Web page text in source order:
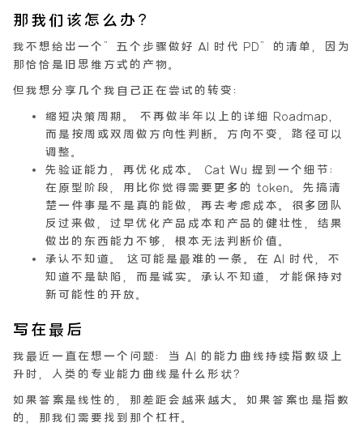
那我们该怎么办？
我不想给出一个”五个步骤做好 AI 时代 PD”的清单，因为
那恰恰是旧思维方式的产物。
但我想分享几个我自己正在尝试的转变：
缩短决策周期。
不再做半年以上的详细 Roadmap，
而是按周或双周做方向性判断。方向不变，路径可以
调整。
先验证能力，再优化成本。
Cat Wu 提到一个细节：
在原型阶段，用比你觉得需要更多的 token。先搞清
楚一件事是不是真的能做，再去考虑成本。很多团队
反过来做，过早优化产品成本和产品的健壮性，结果
做出的东西能力不够，根本无法判断价值。
承认不知道。
这可能是最难的一条。在 AI 时代，不
知道不是缺陷，而是诚实。承认不知道，才能保持对
新可能性的开放。
写在最后
我最近一直在想一个问题：当 AI 的能力曲线持续指数级上
升时，人类的专业能力曲线是什么形状？
如果答案是线性的，那差距会越来越大。如果答案也是指数
的，那我们需要找到那个杠杆。